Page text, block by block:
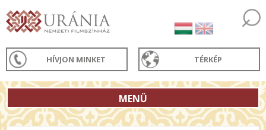
HÍVJON MINKET TÉRKÉP
MENÜ